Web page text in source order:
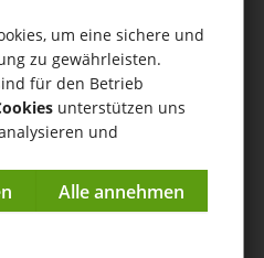
um eine sichere und
zu gewährleisten.
für den Betrieb
unterstützen uns
und